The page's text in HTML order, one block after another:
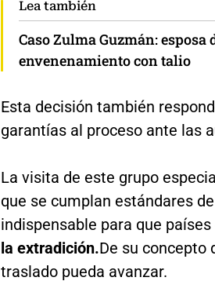
Lea también
Caso Zulma Guzmán:
envenenamiento con talio
Esta decisión también
garantías al proceso ante las
La visita de este grupo
que se cumplan estándares
indispensable para que
la extradición.De su concepto
traslado pueda avanzar.